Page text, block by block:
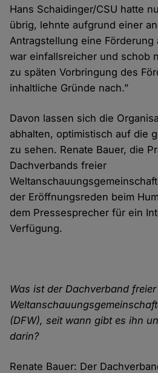
Hans Schaidinger/CSU hatte
übrig, lehnte aufgrund einer
Antragstellung eine Förderung
war einfallsreicher und schob
zu späten Vorbringung des
inhaltliche Gründe nach.”
Davon lassen sich die
abhalten, optimistisch auf die
zu sehen. Renate Bauer, die
Dachverbands freier
der Eröffnungsreden beim
dem Pressesprecher für ein
Verfügung.
Was ist der Dachverband freier
(DFW), seit wann gibt es ihn
darin?
Renate Bauer: Der